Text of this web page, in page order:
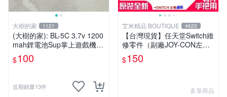
大樹的家 1121
(大樹的家): BL-5C 3.7v 1200
mah鋰電池Sup掌上遊戲機/
插卡音箱/ 藍牙喇叭/ MP3 通
用大特價
$100
近期銷量13件
艾米精品 BOUTIQUE 4625
【台灣現貨】任天堂Switch維
修零件（副廠JOY-CON左右
搖桿）＃B13026 左右共用
香菇頭 3D搖桿 手把搖桿
$150
多筆商品